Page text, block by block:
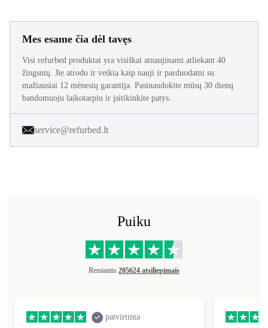
Mes esame čia dėl tavęs
Visi refurbed produktai yra visiškai atnaujinami atliekant 40
žingsnių. Jie atrodo ir veikia kaip nauji ir parduodami su
mažiausiai 12 mėnesių garantija. Pasinaudokite mūsų 30 dienų
bandomuoju laikotarpiu ir įsitikinkite patys.
service@refurbed.lt
Puiku
Remiantis 205624 atsiliepimais
patvirtinta